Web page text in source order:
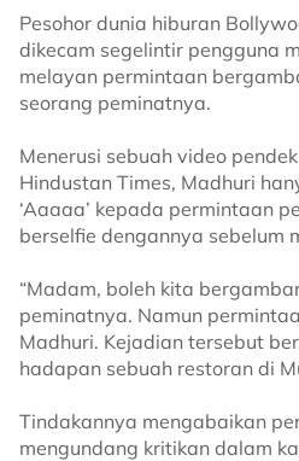
Pesohor dunia hiburan
dikecam segelintir pengguna
melayan permintaan
seorang peminatnya.
Menerusi sebuah video
Hindustan Times, Madhuri
‘Aaaaa’ kepada permintaan
berselfie dengannya sebelum
“Madam, boleh kita
peminatnya. Namun
Madhuri. Kejadian tersebut
hadapan sebuah restoran di
Tindakannya mengabaikan
mengundang kritikan dalam